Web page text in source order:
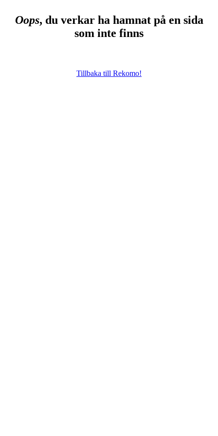
Oops, du verkar ha hamnat på en sida
som inte finns
Tillbaka till Rekomo!